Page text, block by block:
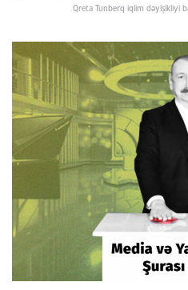
Qreta Tunberq iqlim dəyişikliyi